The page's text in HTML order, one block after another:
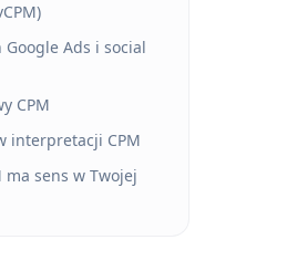
Google Ads i social
CPM
interpretacji CPM
ma sens w Twojej